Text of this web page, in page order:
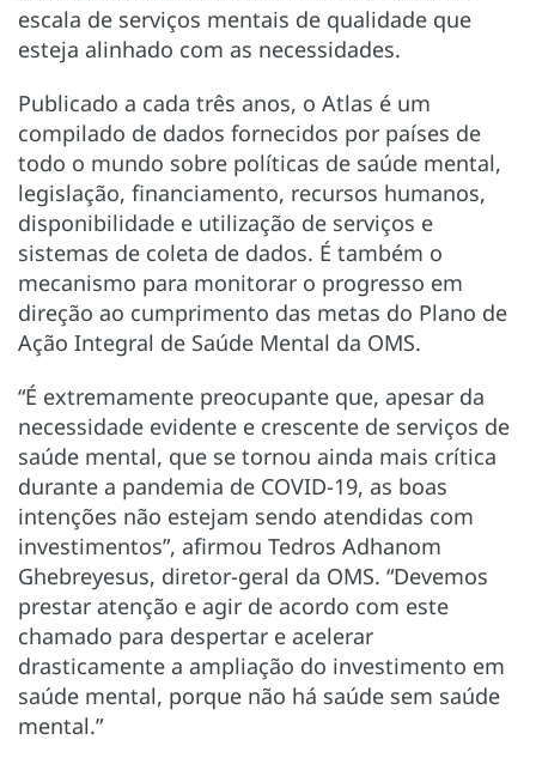
escala de serviços mentais de qualidade que
esteja alinhado com as necessidades.
Publicado a cada três anos, o Atlas é um
compilado de dados fornecidos por países de
todo o mundo sobre políticas de saúde mental,
legislação, financiamento, recursos humanos,
disponibilidade e utilização de serviços e
sistemas de coleta de dados. É também o
mecanismo para monitorar o progresso em
direção ao cumprimento das metas do Plano de
Ação Integral de Saúde Mental da OMS.
“É extremamente preocupante que, apesar da
necessidade evidente e crescente de serviços de
saúde mental, que se tornou ainda mais crítica
durante a pandemia de COVID-19, as boas
intenções não estejam sendo atendidas com
investimentos”, afirmou Tedros Adhanom
Ghebreyesus, diretor-geral da OMS. “Devemos
prestar atenção e agir de acordo com este
chamado para despertar e acelerar
drasticamente a ampliação do investimento em
saúde mental, porque não há saúde sem saúde
mental.”